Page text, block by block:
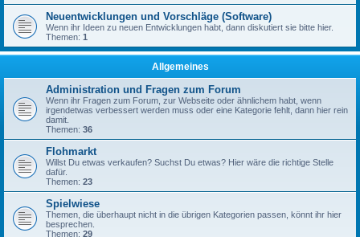
Neuentwicklungen und Vorschläge (Software)
Wenn ihr Ideen zu neuen Entwicklungen habt, dann diskutiert sie bitte hier.
Themen: 1
Allgemeines
Administration und Fragen zum Forum
Wenn ihr Fragen zum Forum, zur Webseite oder ähnlichem habt, wenn
irgendetwas verbessert werden muss oder eine Kategorie fehlt, dann hier rein
damit.
Themen: 36
Flohmarkt
Willst Du etwas verkaufen? Suchst Du etwas? Hier wäre die richtige Stelle
dafür.
Themen: 23
Spielwiese
Themen, die überhaupt nicht in die übrigen Kategorien passen, könnt ihr hier
besprechen.
Themen: 29